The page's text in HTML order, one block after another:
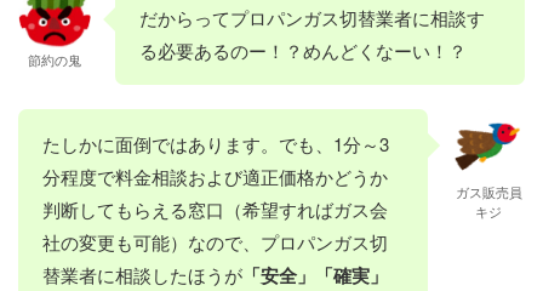
節約の鬼
だからってプロパンガス切替業者に相談す
る必要あるのー！？めんどくなーい！？
たしかに面倒ではあります。でも、1分～3
分程度で料金相談および適正価格かどうか
判断してもらえる窓口（希望すればガス会
社の変更も可能）なので、プロパンガス切
替業者に相談したほうが 「安全」「確実」
ガス販売員
キジ